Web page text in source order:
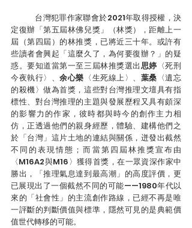
定復辦「第五屆林佛兒獎」（林獎），距離上一
屆（第四屆）的林推獎，已將近三十年。或許有
些讀者會興起「這麼久了，為何要復辦？」的疑
惑。要知道當第一至三屆林推獎選出思婷 〈死刑
今夜執行〉、余心樂 〈生死線上〉、 葉桑 〈遺忘
的殺機〉做為首獎，這些對台灣推理文壇具有指
標性、對台灣推理的主題與發展歷程又具有頗深
的影響力的作家，彼時都與時今的創作主力相
仿，正透過他們的親身經歷，體驗、建構他們之
於「台灣」這片土地的連結與關係，迸發出截然
不同的表現情態；而當第四屆林推獎宣布由
〈M16A2與M16〉獲得首獎，在一眾資深作家中
勝出，「推理氣息達到最高潮」的高度評價，更
已展現出了一個截然不同的可能——1980年代以
來的「社會性」的主流創作路線，已經不再是唯
一評斷的判斷價值與標準，隱然可見的是典範價
值世代轉移的可能。